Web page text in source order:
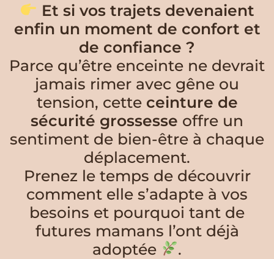
Et si vos trajets devenaient
enfin un moment de confort et
de confiance ?
Parce qu’être enceinte ne devrait
jamais rimer avec gêne ou
tension, cette ceinture de
sécurité grossesse offre un
sentiment de bien-être à chaque
déplacement.
Prenez le temps de découvrir
comment elle s’adapte à vos
besoins et pourquoi tant de
futures mamans l’ont déjà
adoptée
.